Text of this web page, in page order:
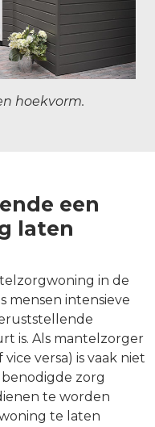
hoekvorm.
een
laten
in de
mensen intensieve
is. Als mantelzorger
versa) is vaak niet
benodigde zorg
te worden
te laten